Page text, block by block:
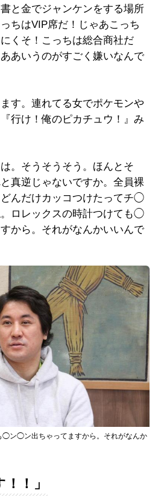
と金でジャンケンをする場所
ちはVIP席だ！じゃあこっち
くそ！こっちは総合商社だ
あいうのがすごく嫌いなんで
す。連れてる女でポケモンや
行け！俺のピカチュウ！』み
。そうそうそう。ほんとそ
真逆じゃないですか。全員裸
んだけカッコつけたってチ◯
ロレックスの時計つけても◯
から。それがなんかいいんで
◯ン◯ン出ちゃってますから。それがなんか
！」